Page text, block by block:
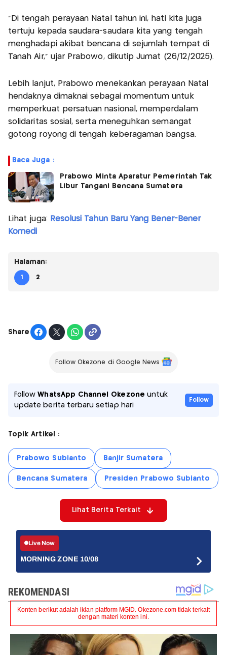
“Di tengah perayaan Natal tahun ini, hati kita juga
tertuju kepada saudara-saudara kita yang tengah
menghadapi akibat bencana di sejumlah tempat di
Tanah Air,” ujar Prabowo, dikutip Jumat (26/12/2025).
Lebih lanjut, Prabowo menekankan perayaan Natal
hendaknya dimaknai sebagai momentum untuk
memperkuat persatuan nasional, memperdalam
solidaritas sosial, serta meneguhkan semangat
gotong royong di tengah keberagaman bangsa.
Baca Juga :
Prabowo Minta Aparatur Pemerintah Tak
Libur Tangani Bencana Sumatera
Lihat juga: Resolusi Tahun Baru Yang Bener-Bener
Komedi
Halaman:
1 2
Share
Follow Okezone di Google News
FollowWhatsApp Channel Okezone untuk
update berita terbaru setiap hari
Follow
Topik Artikel :
Prabowo Subianto Banjir Sumatera
Bencana Sumatera Presiden Prabowo Subianto
Lihat Berita Terkait
Live Now
MORNING ZONE 10/08